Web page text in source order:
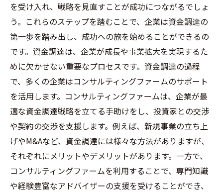
を受け入れ、戦略を見直すことが成功につながるでしょ
う。これらのステップを踏むことで、企業は資金調達の
第一歩を踏み出し、成功への旅を始めることができるの
です。資金調達は、企業が成長や事業拡大を実現するた
めに欠かせない重要なプロセスです。資金調達の過程
で、多くの企業はコンサルティングファームのサポート
を活用します。コンサルティングファームは、企業が最
適な資金調達戦略を立てる手助けをし、投資家との交渉
や契約の交渉を支援します。例えば、新規事業の立ち上
げやM&Aなど、資金調達には様々な方法がありますが、
それぞれにメリットやデメリットがあります。一方で、
コンサルティングファームを利用することで、専門知識
や経験豊富なアドバイザーの支援を受けることができ、